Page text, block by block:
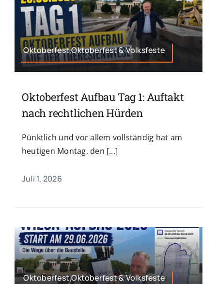
Oktoberfest,Oktoberfest & Volksfeste
Oktoberfest Aufbau Tag 1: Auftakt
nach rechtlichen Hürden
Pünktlich und vor allem vollständig hat am
heutigen Montag, den [...]
Juli 1, 2026
Oktoberfest,Oktoberfest & Volksfeste